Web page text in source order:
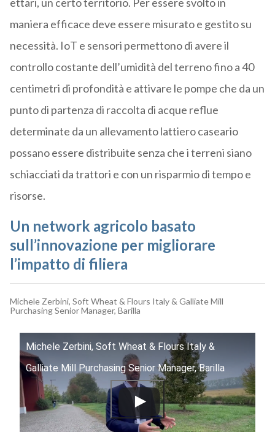
maniera efficace deve essere misurato e gestito su
necessità. IoT e sensori permettono di avere il
controllo costante dell’umidità del terreno fino a 40
centimetri di profondità e attivare le pompe che da un
punto di partenza di raccolta di acque reflue
determinate da un allevamento lattiero caseario
possano essere distribuite senza che i terreni siano
schiacciati da trattori e con un risparmio di tempo e
risorse.
Un network agricolo basato
sull’innovazione per migliorare
l’impatto di filiera
Michele Zerbini, Soft Wheat & Flours Italy & Galliate Mill
Purchasing Senior Manager, Barilla
Michele Zerbini, Soft Wheat & Flours Italy &
Galliate Mill Purchasing Senior Manager, Barilla